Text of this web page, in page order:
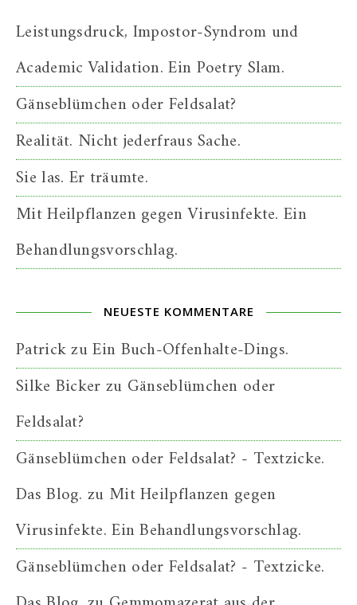
Leistungsdruck, Impostor-Syndrom und
Academic Validation. Ein Poetry Slam.
Gänseblümchen oder Feldsalat?
Realität. Nicht jederfraus Sache.
Sie las. Er träumte.
Mit Heilpflanzen gegen Virusinfekte. Ein
Behandlungsvorschlag.
NEUESTE KOMMENTARE
PatrickzuEin Buch-Offenhalte-Dings.
Silke Bickerzu Gänseblümchen oder
Feldsalat?
Gänseblümchen oder Feldsalat? - Textzicke.
Das Blog. zu Mit Heilpflanzen gegen
Virusinfekte. Ein Behandlungsvorschlag.
Gänseblümchen oder Feldsalat? - Textzicke.